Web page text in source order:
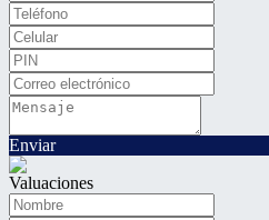
Enviar
Valuaciones